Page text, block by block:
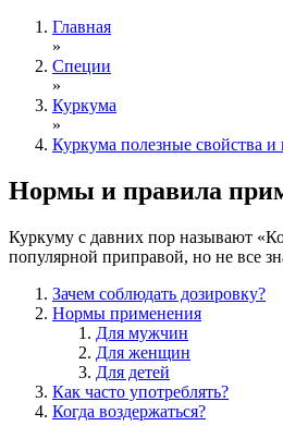
Главная
»
Специи
»
Куркума
»
Куркума полезные свойства и
Нормы и правила
Куркуму с давних пор называют
популярной приправой, но не все
Зачем соблюдать дозировку?
Нормы применения
Для мужчин
Для женщин
Для детей
Как часто употреблять?
Когда воздержаться?